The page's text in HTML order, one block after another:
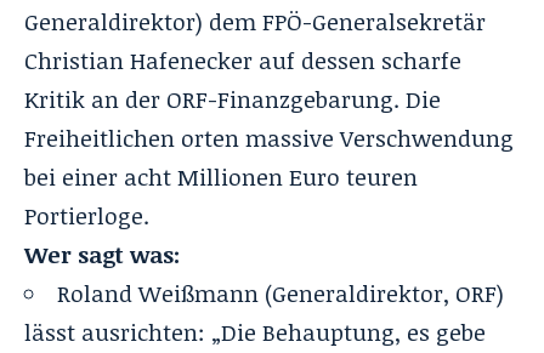
Generaldirektor) dem FPÖ-Generalsekretär
Christian Hafenecker auf dessen scharfe
Kritik an der ORF-Finanzgebarung. Die
Freiheitlichen orten massive Verschwendung
bei einer acht Millionen Euro teuren
Portierloge.
Wer sagt was:
Roland Weißmann (Generaldirektor, ORF)
lässt ausrichten: „Die Behauptung, es gebe